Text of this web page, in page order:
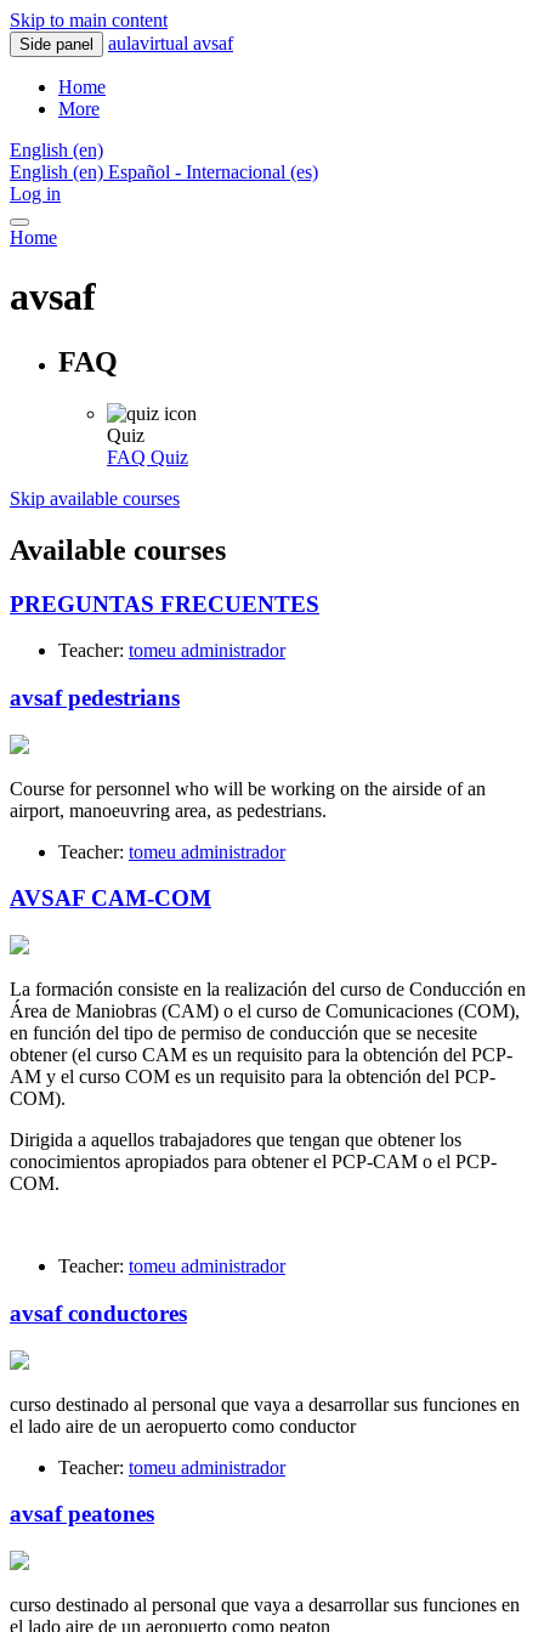
Skip to main content
Side panel aulavirtual avsaf
Home
More
English ‎(en)‎
English ‎(en)‎ Español - Internacional ‎(es)‎
Log in
Home
avsaf
FAQ
Quiz
FAQ Quiz
Skip available courses
Available courses
PREGUNTAS FRECUENTES
Teacher: tomeu administrador
avsaf pedestrians
Course for personnel who will be working on the airside of an
airport, manoeuvring area, as pedestrians.
Teacher: tomeu administrador
AVSAF CAM-COM
La formación consiste en la realización del curso de Conducción en
Área de Maniobras (CAM) o el curso de Comunicaciones (COM),
en función del tipo de permiso de conducción que se necesite
obtener (el curso CAM es un requisito para la obtención del PCP-
AM y el curso COM es un requisito para la obtención del PCP-
COM).
Dirigida a aquellos trabajadores que tengan que obtener los
conocimientos apropiados para obtener el PCP-CAM o el PCP-
COM.
Teacher: tomeu administrador
avsaf conductores
curso destinado al personal que vaya a desarrollar sus funciones en
el lado aire de un aeropuerto como conductor
Teacher: tomeu administrador
avsaf peatones
curso destinado al personal que vaya a desarrollar sus funciones en
el lado aire de un aeropuerto como peaton